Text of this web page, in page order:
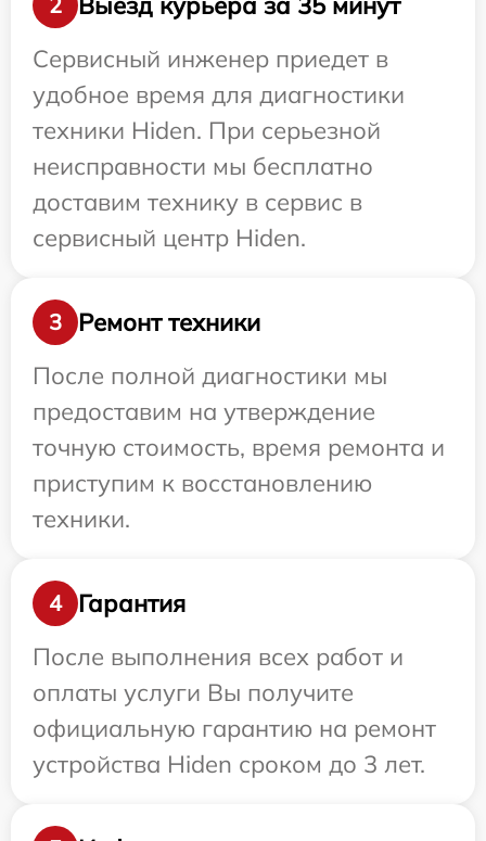
Сервисный инженер приедет в
удобное время для диагностики
техники Hiden. При серьезной
неисправности мы бесплатно
доставим технику в сервис в
сервисный центр Hiden.
3
Ремонт техники
После полной диагностики мы
предоставим на утверждение
точную стоимость, время ремонта и
приступим к восстановлению
техники.
4
Гарантия
После выполнения всех работ и
оплаты услуги Вы получите
официальную гарантию на ремонт
устройства Hiden сроком до 3 лет.